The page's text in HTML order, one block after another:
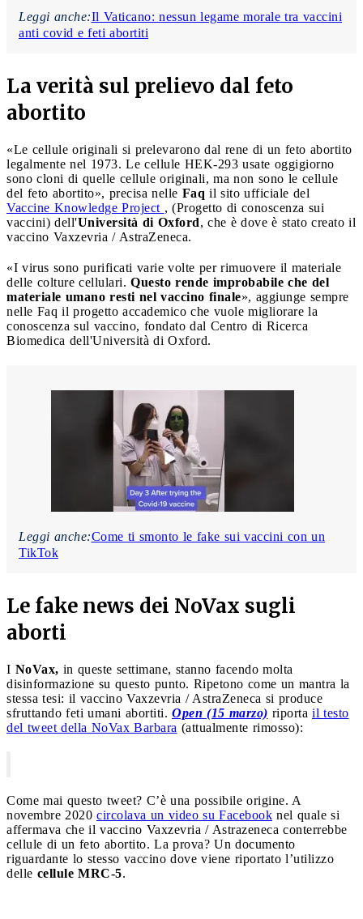
Leggi anche:Il Vaticano: nessun legame morale tra vaccini
anti covid e feti abortiti
La verità sul prelievo dal feto
abortito
«Le cellule originali si prelevarono dal rene di un feto abortito
legalmente nel 1973. Le cellule HEK-293 usate oggigiorno
sono cloni di quelle cellule originali, ma non sono le cellule
del feto abortito», precisa nelle Faq il sito ufficiale del
Vaccine Knowledge Project , (Progetto di conoscenza sui
vaccini) dell'Università di Oxford, che è dove è stato creato il
vaccino Vaxzevria / AstraZeneca.
«I virus sono purificati varie volte per rimuovere il materiale
delle colture cellulari. Questo rende improbabile che del
materiale umano resti nel vaccino finale», aggiunge sempre
nelle Faq il progetto accademico che vuole migliorare la
conoscenza sul vaccino, fondato dal Centro di Ricerca
Biomedica dell'Università di Oxford.
Leggi anche:Come ti smonto le fake sui vaccini con un
TikTok
Le fake news dei NoVax sugli
aborti
I NoVax, in queste settimane, stanno facendo molta
disinformazione su questo punto. Ripetono come un mantra la
stessa tesi: il vaccino Vaxzevria / AstraZeneca si produce
sfruttando feti umani abortiti. Open (15 marzo) riporta il testo
del tweet della NoVax Barbara (attualmente rimosso):
Come mai questo tweet? C’è una possibile origine. A
novembre 2020 circolava un video su Facebook nel quale si
affermava che il vaccino Vaxzevria / Astrazeneca conterrebbe
cellule di un feto abortito. La prova? Un documento
riguardante lo stesso vaccino dove viene riportato l’utilizzo
delle cellule MRC-5.